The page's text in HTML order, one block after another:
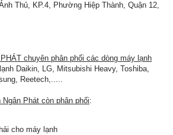
Thủ, KP.4, Phường Hiệp Thành, Quận 12,
chuyên phân phối các dòng máy lạnh
Daikin, LG, Mitsubishi Heavy, Toshiba,
Reetech,.....
Phát còn phân phối:
cho máy lạnh